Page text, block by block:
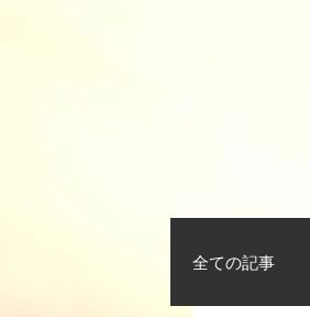
全ての記事